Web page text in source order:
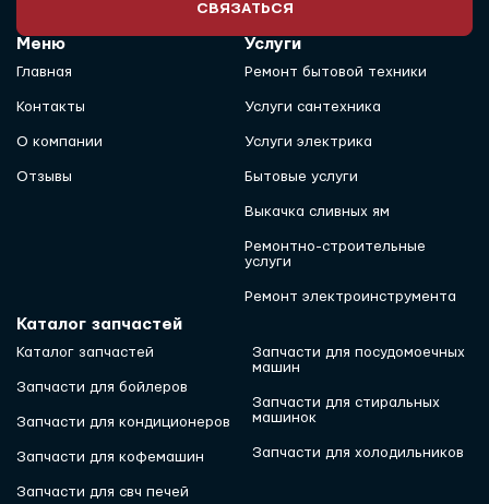
СВЯЗАТЬСЯ
Меню
Главная
Контакты
О компании
Отзывы
Услуги
Ремонт бытовой техники
Услуги сантехника
Услуги электрика
Бытовые услуги
Выкачка сливных ям
Ремонтно-строительные
услуги
Ремонт электроинструмента
Каталог запчастей
Каталог запчастей
Запчасти для бойлеров
Запчасти для кондиционеров
Запчасти для кофемашин
Запчасти для свч печей
Запчасти для посудомоечных
машин
Запчасти для стиральных
машинок
Запчасти для холодильников